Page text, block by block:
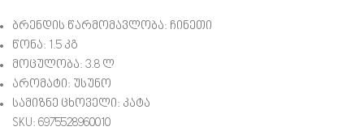
ბრენდის წარმომავლობა: ჩინეთი
წონა: 1.5 კგ
მოცულობა: 3.8 ლ
არომატი: უსუნო
სამიზნე ცხოველი: კატა
SKU: 6975528960010